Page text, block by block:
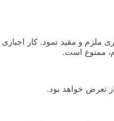
ملزم‏ و مقید نمود. کار اجباری‏
ممنوع‏ است‏.
تعرض‏ خواهد بود.